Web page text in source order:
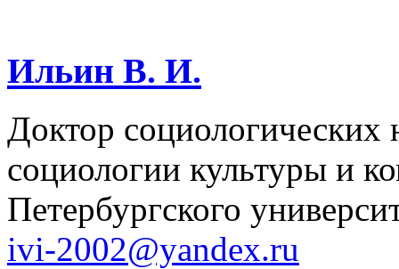
Ильин В. И.
Доктор
социологии культуры и
Петербургского
ivi‑2002@yandex.ru